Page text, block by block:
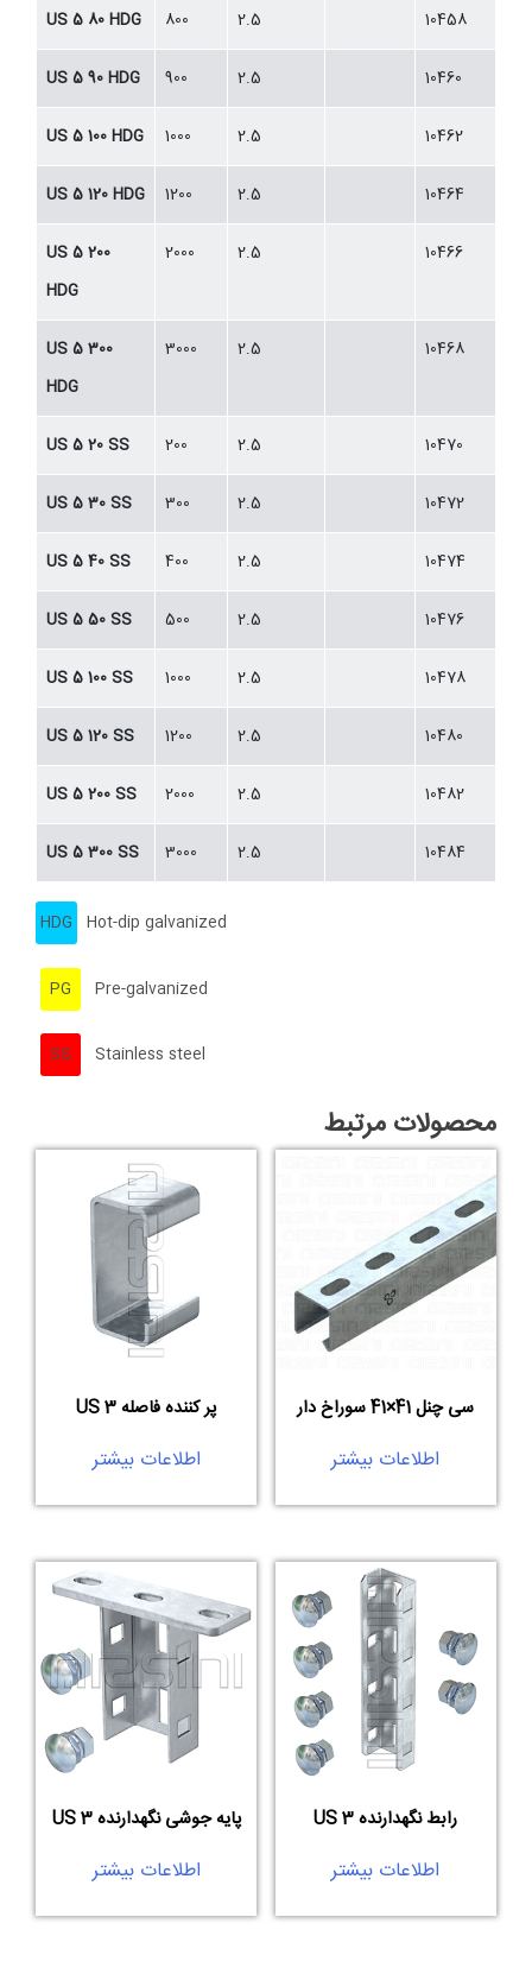
US 5 80 HDG 800 2.5 10458
US 5 90 HDG 900 2.5 10460
US 5 100 HDG 1000 2.5 10462
US 5 120 HDG 1200 2.5 10464
US 5 200
HDG
2000 2.5 10466
US 5 300
HDG
3000 2.5 10468
US 5 20 SS 200 2.5 10470
US 5 30 SS 300 2.5 10472
US 5 40 SS 400 2.5 10474
US 5 50 SS 500 2.5 10476
US 5 100 SS 1000 2.5 10478
US 5 120 SS 1200 2.5 10480
US 5 200 SS 2000 2.5 10482
US 5 300 SS 3000 2.5 10484
Hot-dip galvanized
HDG
PG Pre-galvanized
SS Stainless steel
محصولات مرتبط
سی چنل 41×41 سوراخ دار
اطلاعات بیشتر
پر کننده فاصله US 3
اطلاعات بیشتر
رابط نگهدارنده US 3
اطلاعات بیشتر
پایه جوشی نگهدارنده US 3
اطلاعات بیشتر